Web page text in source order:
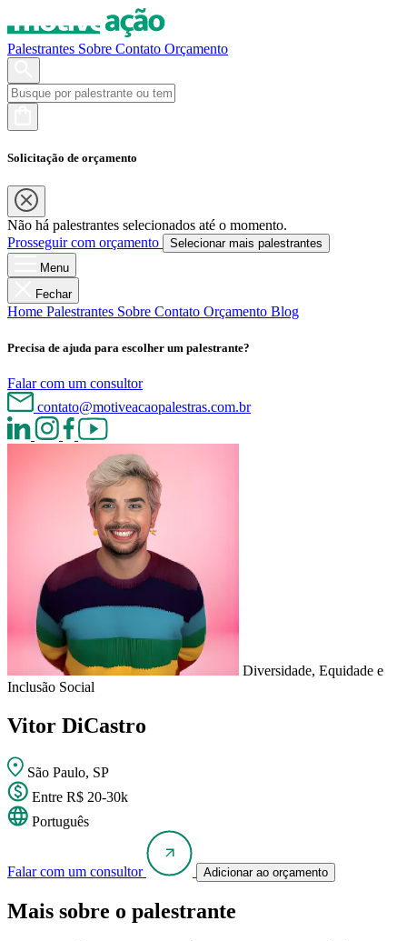
Palestrantes Sobre Contato Orçamento
Solicitação de orçamento
Não há palestrantes selecionados até o momento.
Prosseguir com orçamento
Selecionar mais palestrantes
Menu
Fechar
Home Palestrantes Sobre Contato Orçamento Blog
Precisa de ajuda para escolher um palestrante?
Falar com um consultor
contato@motiveacaopalestras.com.br
Diversidade, Equidade e
Inclusão Social
Vitor DiCastro
São Paulo, SP
Entre R$ 20-30k
Português
Falar com um consultor Adicionar ao orçamento
Mais sobre o palestrante